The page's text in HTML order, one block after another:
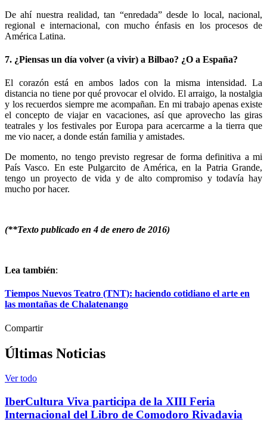
De ahí nuestra realidad, tan “enredada” desde lo local, nacional,
regional e internacional, con mucho énfasis en los procesos de
América Latina.
7. ¿Piensas un día volver (a vivir) a Bilbao? ¿O a España?
El corazón está en ambos lados con la misma intensidad. La
distancia no tiene por qué provocar el olvido. El arraigo, la nostalgia
y los recuerdos siempre me acompañan. En mi trabajo apenas existe
el concepto de viajar en vacaciones, así que aprovecho las giras
teatrales y los festivales por Europa para acercarme a la tierra que
me vio nacer, a donde están familia y amistades.
De momento, no tengo previsto regresar de forma definitiva a mi
País Vasco. En este Pulgarcito de América, en la Patria Grande,
tengo un proyecto de vida y de alto compromiso y todavía hay
mucho por hacer.
(**Texto publicado en 4 de enero de 2016)
Lea también:
Tiempos Nuevos Teatro (TNT): haciendo cotidiano el arte en
las montañas de Chalatenango
Compartir
Últimas Noticias
Ver todo
IberCultura Viva participa de la XIII Feria
Internacional del Libro de Comodoro Rivadavia